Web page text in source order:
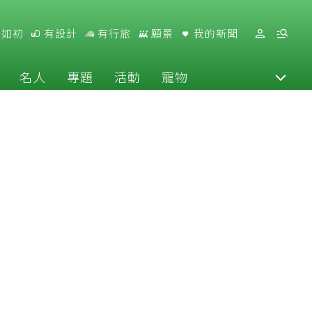
初 有設計 有行旅 願景 我的新聞
名人 專題 活動 寵物